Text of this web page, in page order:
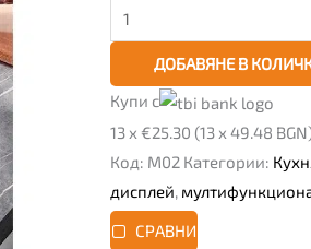
дисплей
ДОБАВЯНЕ В
Купи с
13 x €25.30 (13 x 49.48
Код: M02 Категории:
дисплей,
СРАВНИ